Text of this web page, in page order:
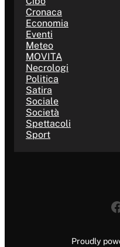
Cronaca
Economia
Eventi
Meteo
MOVITA
Necrologi
Politica
Satira
Sociale
Società
Spettacoli
Sport
Proudly